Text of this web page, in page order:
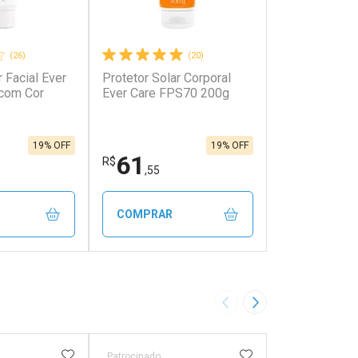
(26)
Facial Ever
Cor
19% OFF
(20)
Protetor Solar Corporal
Ever Care FPS70 200g
R$61 ,55
19% OFF
COMPRAR
Imagem Anterior
Próxima Imagem
ADICIONAR AOS FAVORITOSADICIONAR AOS